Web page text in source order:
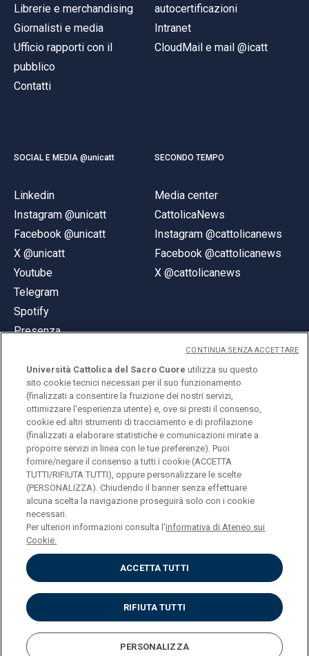
Librerie e merchandising
Giornalisti e media
Ufficio rapporti con il
pubblico
Contatti
autocertificazioni
Intranet
CloudMail e mail @icatt
SOCIAL E MEDIA @unicatt
Linkedin
Instagram @unicatt
Facebook @unicatt
X @unicatt
Youtube
Telegram
Spotify
Presenza
SECONDO TEMPO
Media center
CattolicaNews
Instagram @cattolicanews
Facebook @cattolicanews
X @cattolicanews
© Università Cattolica del Sacro Cuore
Largo A. Gemelli 1, 20123 Milano
PI 02133120150
ENGLISH
Privacy
Accessibilità
Cookies
Impostazione Cookies
Università Cattolica del Sacro Cuore utilizza su questo
sito cookie tecnici necessari per il suo funzionamento
(finalizzati a consentire la fruizione dei nostri servizi,
ottimizzare l'esperienza utente) e, ove si presti il consenso,
cookie ed altri strumenti di tracciamento e di profilazione
(finalizzati a elaborare statistiche e comunicazioni mirate a
proporre servizi in linea con le tue preferenze). Puoi
fornire/negare il consenso a tutti i cookie (ACCETTA
TUTTI/RIFIUTA TUTTI), oppure personalizzare le scelte
(PERSONALIZZA). Chiudendo il banner senza effettuare
alcuna scelta la navigazione proseguirà solo con i cookie
necessari.
Per ulteriori informazioni consulta l'informativa di Ateneo sui
Cookie.
ACCETTA TUTTI
RIFIUTA TUTTI
PERSONALIZZA
CONTINUA SENZA ACCETTARE